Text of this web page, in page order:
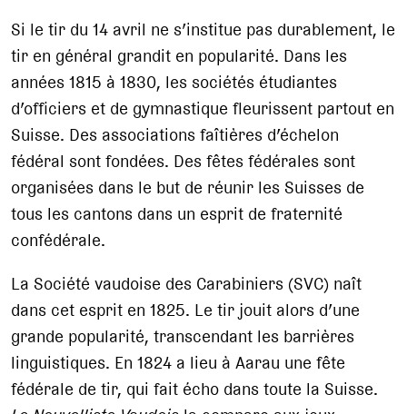
Si le tir du 14 avril ne s’institue pas durablement, le
tir en général grandit en popularité. Dans les
années 1815 à 1830, les sociétés étudiantes
d’officiers et de gymnastique fleurissent partout en
Suisse. Des associations faîtières d’échelon
fédéral sont fondées. Des fêtes fédérales sont
organisées dans le but de réunir les Suisses de
tous les cantons dans un esprit de fraternité
confédérale.
La Société vaudoise des Carabiniers (SVC) naît
dans cet esprit en 1825. Le tir jouit alors d’une
grande popularité, transcendant les barrières
linguistiques. En 1824 a lieu à Aarau une fête
fédérale de tir, qui fait écho dans toute la Suisse.